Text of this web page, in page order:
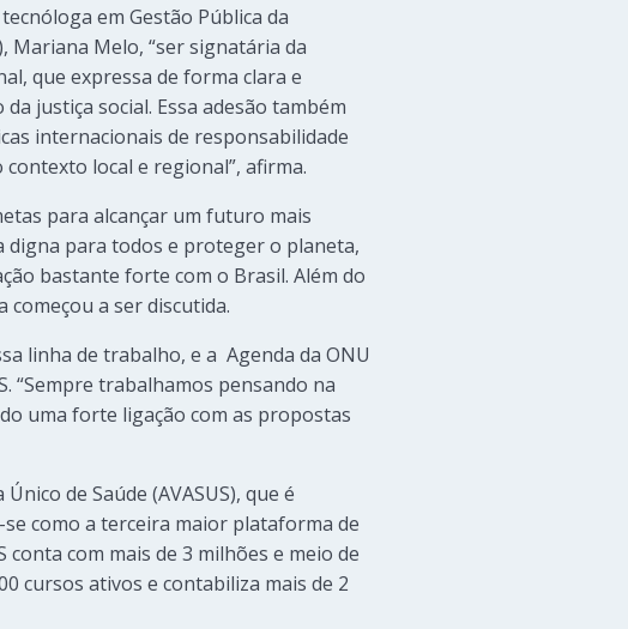
em Gestão Pública da
Mariana Melo, “ser signatária da
que expressa de forma clara e
justiça social. Essa adesão também
internacionais de responsabilidade
local e regional”, afirma.
para alcançar um futuro mais
digna para todos e proteger o planeta,
bastante forte com o Brasil. Além do
começou a ser discutida.
linha de trabalho, e a Agenda da ONU
“Sempre trabalhamos pensando na
uma forte ligação com as propostas
de Saúde (AVASUS), que é
como a terceira maior plataforma de
com mais de 3 milhões e meio de
cursos ativos e contabiliza mais de 2